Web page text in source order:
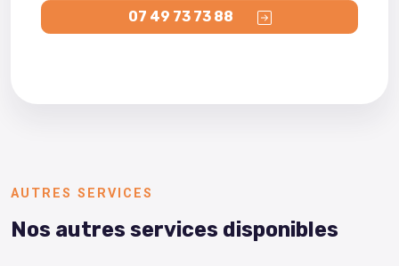
07 49 73 73 88
AUTRES SERVICES
Nos autres services disponibles